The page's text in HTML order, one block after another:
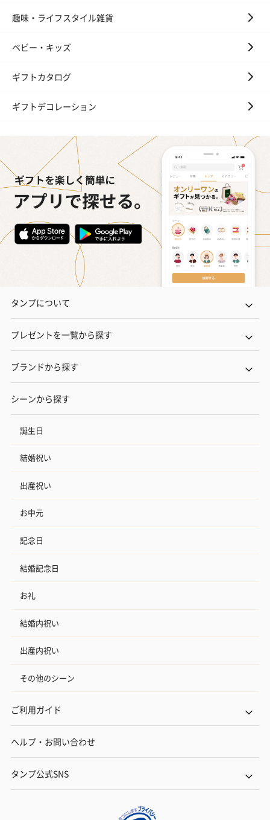
趣味・ライフスタイル雑貨
ベビー・キッズ
ギフトカタログ
ギフトデコレーション
タンプについて
プレゼントを一覧から探す
ブランドから探す
シーンから探す
誕生日
結婚祝い
出産祝い
お中元
記念日
結婚記念日
お礼
結婚内祝い
出産内祝い
その他のシーン
ご利用ガイド
ヘルプ・お問い合わせ
タンプ公式SNS